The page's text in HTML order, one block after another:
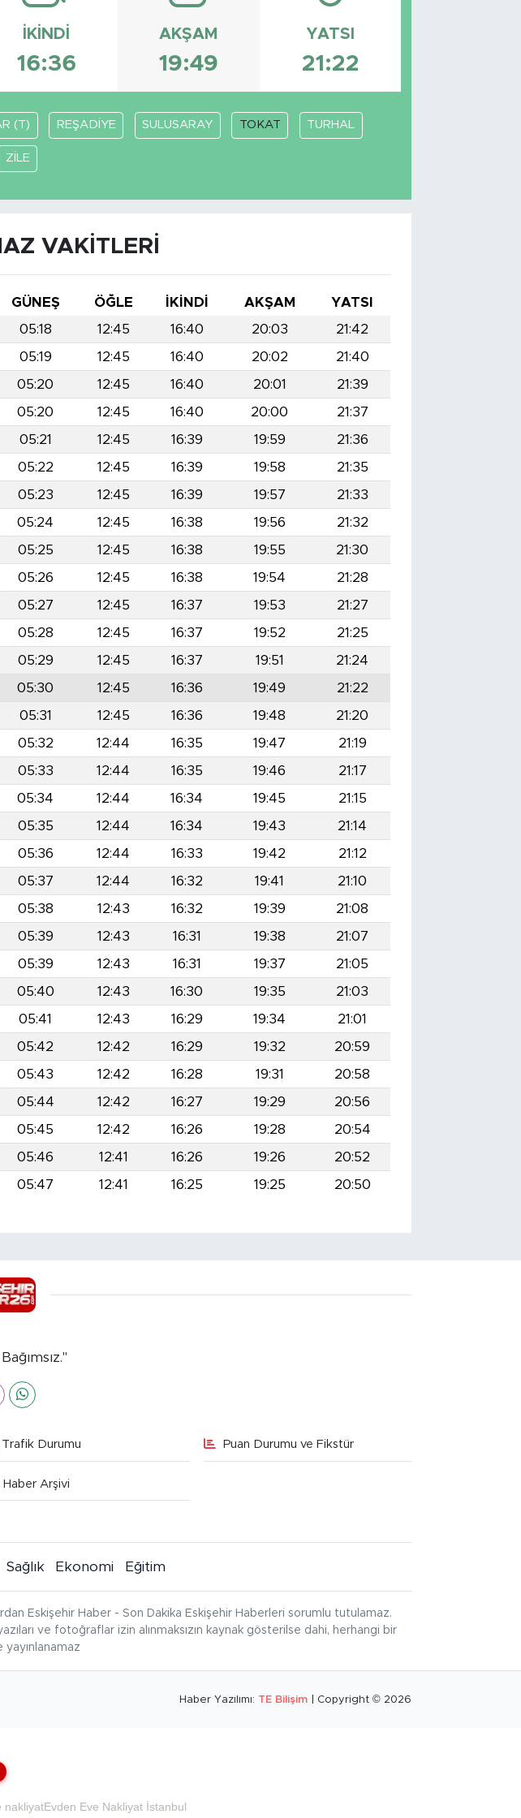
İKINDI
16:36
AKŞAM
19:49
YATSI
21:22
(T) REŞADİYE SULUSARAY TOKAT TURHAL
ZİLE
VAKITLERI
GÜNEŞ ÖĞLE İKINDI AKŞAM
YATSI
05:18 12:45 16:40 20:03
21:42
05:19 12:45 16:40 20:02
21:40
05:20 12:45 16:40 20:01
21:39
05:20 12:45 16:40 20:00
21:37
05:21 12:45 16:39 19:59
21:36
05:22 12:45 16:39 19:58
21:35
05:23 12:45 16:39 19:57
21:33
05:24 12:45 16:38 19:56
21:32
05:25 12:45 16:38 19:55
21:30
05:26 12:45 16:38 19:54
21:28
05:27 12:45 16:37 19:53
21:27
05:28 12:45 16:37 19:52
21:25
05:29 12:45 16:37 19:51
21:24
05:30 12:45 16:36 19:49
21:22
05:31 12:45 16:36 19:48
21:20
05:32 12:44 16:35 19:47
21:19
05:33 12:44 16:35 19:46
21:17
05:34 12:44 16:34 19:45
21:15
05:35 12:44 16:34 19:43
21:14
05:36 12:44 16:33 19:42
21:12
05:37 12:44 16:32 19:41
21:10
05:38 12:43 16:32 19:39
21:08
05:39 12:43 16:31 19:38
21:07
05:39 12:43 16:31 19:37
21:05
05:40 12:43 16:30 19:35
21:03
05:41 12:43 16:29 19:34
21:01
05:42 12:42 16:29 19:32
20:59
05:43 12:42 16:28 19:31
20:58
05:44 12:42 16:27 19:29
20:56
05:45 12:42 16:26 19:28
20:54
05:46 12:41 16:26 19:26
20:52
05:47 12:41 16:25 19:25 20:50
Trafik Durumu Puan Durumu ve Fikstür
Haber Arşivi
Sağlık Ekonomi Eğitim
Eskişehir Haber - Son Dakika Eskişehir Haberleri sorumlu tutulamaz.
ve fotoğraflar izin alınmaksızın kaynak gösterilse dahi, herhangi bir
yayınlanamaz
Haber Yazılımı: TE Bilişim | Copyright © 2026
nakliyatEvden Eve Nakliyat İstanbul